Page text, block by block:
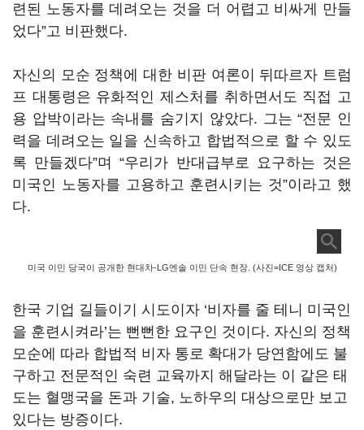
련된 노동자를 데려오는 것을 더 어렵고 비싸게 만들
었다”고 비판했다.
자신의 모순 정책에 대한 비판 여론이 뒤따르자 트럼
프 대통령은 유화적인 제스처를 취하면서도 직접 고
용 압박이라는 속내를 숨기지 않았다. 그는 “전문 인
력을 데려오는 일을 신속하고 합법적으로 할 수 있도
록 만들겠다”며“우리가 반대급부로 요구하는 것은
미국인 노동자를 고용하고 훈련시키는 것”이라고 했
다.
미국 이민 당국이 공개한 현대차-LG엔솔 이민 단속 현장. (사진=ICE 영상 캡처)
한국 기업 길들이기 시도이자 ‘비자를 줄 테니 미국인
을 훈련시켜라’는 뻔뻔한 요구인 것이다. 자신의 정책
모순에 따라 합법적 비자 통로 확대가 당연함에도 불
구하고 전문적인 숙련 교육까지 해달라는 이 같은 태
도는 혈맹국을 돈과 기술, 노하우의 대상으로만 보고
있다는 방증이다.